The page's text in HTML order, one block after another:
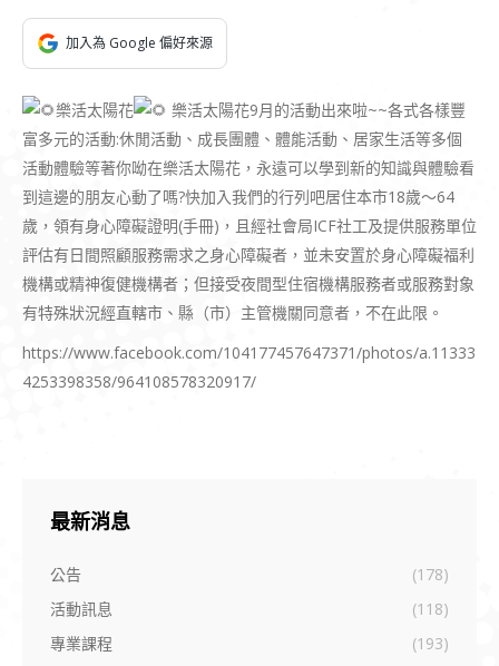
加入為 Google 偏好來源
樂活太陽花
樂活太陽花9月的活動出來啦~~各式各樣豐
富多元的活動:休閒活動、成長團體、體能活動、居家生活等多個
活動體驗等著你呦在樂活太陽花，永遠可以學到新的知識與體驗看
到這邊的朋友心動了嗎?快加入我們的行列吧居住本市18歲～64
歲，領有身心障礙證明(手冊)，且經社會局ICF社工及提供服務單位
評估有日間照顧服務需求之身心障礙者，並未安置於身心障礙福利
機構或精神復健機構者；但接受夜間型住宿機構服務者或服務對象
有特殊狀況經直轄市、縣（市）主管機關同意者，不在此限。
https://www.facebook.com/104177457647371/photos/a.11333
4253398358/964108578320917/
最新消息
公告
(178)
活動訊息
(118)
專業課程
(193)